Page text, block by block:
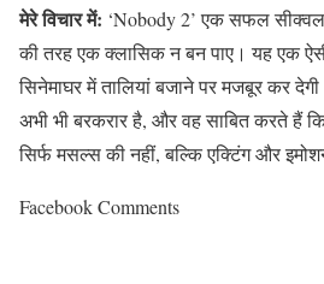
मेरे विचार में: ‘Nobody 2’ एक सफल
की तरह एक क्लासिक न बन पाए। यह एक
सिनेमाघर में तालियां बजाने पर मजबूर कर
अभी भी बरकरार है, और वह साबित करते हैं
सिर्फ मसल्स की नहीं, बल्कि एक्टिंग और
Facebook Comments